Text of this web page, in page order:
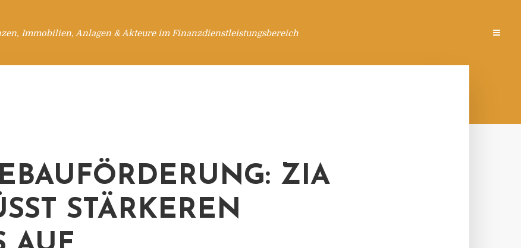
Immobilien, Anlagen & Akteure im Finanzdienstleistungsbereich
ZIA
STÄRKEREN F